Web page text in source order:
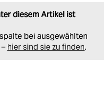
diesem Artikel ist
bei ausgewählten
hier sind sie zu finden.